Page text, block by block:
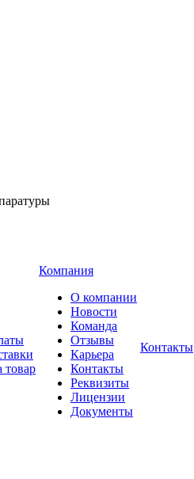
товар
Компания
О компании
Новости
Команда
Отзывы
Карьера
Контакты
Реквизиты
Лицензии
Документы
Контакты